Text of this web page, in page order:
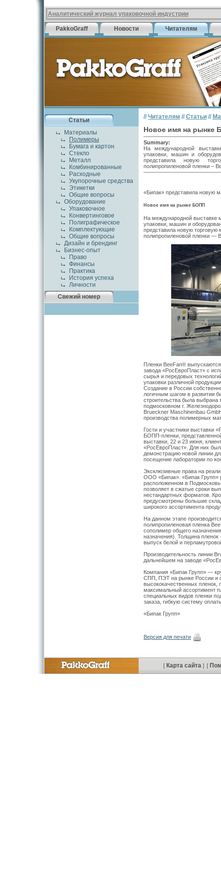
Аналитический журнал упаковочной индустрии
PakkoGraff Новости Читателям
Статьи
Материалы
Полимеры
Бумага и картон
Стекло
Металл
Комбинированные
Расходные
Укупорочные средства
Этикетки
Общие вопросы
Оборудование
Упаковочное
Конвертинговое
Полиграфическое
Комплектующие
Общие вопросы
Дизайн и брендинг
Бизнес-опыт
Право
Финансы
Практика
История успеха
Личности
Свежий номер
// Читателям // Статьи //
Новое имя на рынке
Summary:
На международной
упаковки, машин и
представила новую
полипропиленовой пленки –
«Бипак» представила
Новое имя на рынке БОПП
На международной выставке
упаковки, машин и
представила новую торговую
полипропиленовой пленки —
Пленки BeeFan®
завода «РосЕвроПласт» с
сырья и передовых
упаковки различной
Создание в России
логичным шагом в развитии
строительства была выбрана
подмосковном г.
Brueckner Maschinenbau
производства полимерных
Гости и участники выставки
БОПП-пленки,
выставки, 22 и 23 июня,
«РосЕвроПласт». Для них
демонстрацию новой линии
посещение лаборатории по
Эксклюзивные права на
ООО «Бипак». «Бипак Групп»
расположенном в
позволяет в сжатые сроки
нестандартных форматов.
предусмотрены большие
широкого ассортимента
На данном этапе
полипропиленовая пленка
сополимер общего
назначения). Толщина
выпуск белой и
Производительность линии
дальнейшем на заводе
Компания «Бипак Групп» —
СПП, ПЭТ на рынке России и
высококачественных
максимальный ассортимент
специальных видов пленки
заказа, гибкую систему
«Бипак Групп»
Версия для печати
[ Карта сайта ] [